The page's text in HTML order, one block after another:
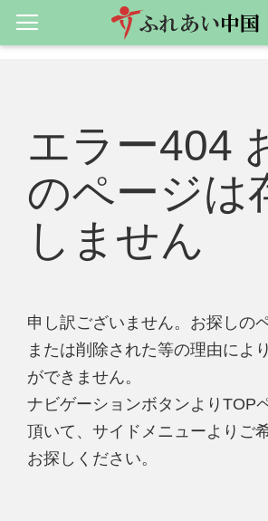
エラー404
のページは
しません
申し訳ございません。お探しの
または削除された等の理由によ
ができません。
ナビゲーションボタンよりTOP
頂いて、サイドメニューよりご
お探しください。